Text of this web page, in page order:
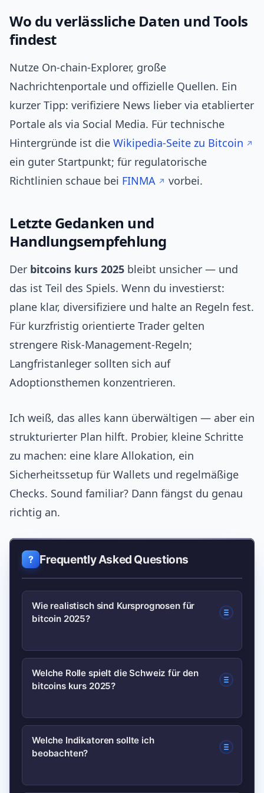
Wo du verlässliche Daten und Tools
findest
Nutze On-chain-Explorer, große
Nachrichtenportale und offizielle Quellen. Ein
kurzer Tipp: verifiziere News lieber via etablierter
Portale als via Social Media. Für technische
Hintergründe ist die Wikipedia-Seite zu Bitcoin
ein guter Startpunkt; für regulatorische
Richtlinien schaue bei FINMA vorbei.
Letzte Gedanken und
Handlungsempfehlung
Der bitcoins kurs 2025 bleibt unsicher — und
das ist Teil des Spiels. Wenn du investierst:
plane klar, diversifiziere und halte an Regeln fest.
Für kurzfristig orientierte Trader gelten
strengere Risk-Management-Regeln;
Langfristanleger sollten sich auf
Adoptionsthemen konzentrieren.
Ich weiß, das alles kann überwältigen — aber ein
strukturierter Plan hilft. Probier, kleine Schritte
zu machen: eine klare Allokation, ein
Sicherheitssetup für Wallets und regelmäßige
Checks. Sound familiar? Dann fängst du genau
richtig an.
Frequently Asked Questions
Wie realistisch sind Kursprognosen für
bitcoin 2025?
Prognosen sind spekulativ; Modelle
liefern Szenarien, aber keine Garantien.
alleiniges Entscheidungsinstrument.
Welche Rolle spielt die Schweiz für den
bitcoins kurs 2025?
Die Schweiz beeinflusst den Markt
durch regulatorische Klarheit und ein
Welche Indikatoren sollte ich
beobachten?